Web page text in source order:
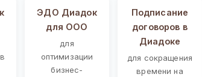
ЭДО Диадок
для ООО
для
оптимизации
бизнес-
Подписание
договоров в
Диадоке
для сокращения
времени на